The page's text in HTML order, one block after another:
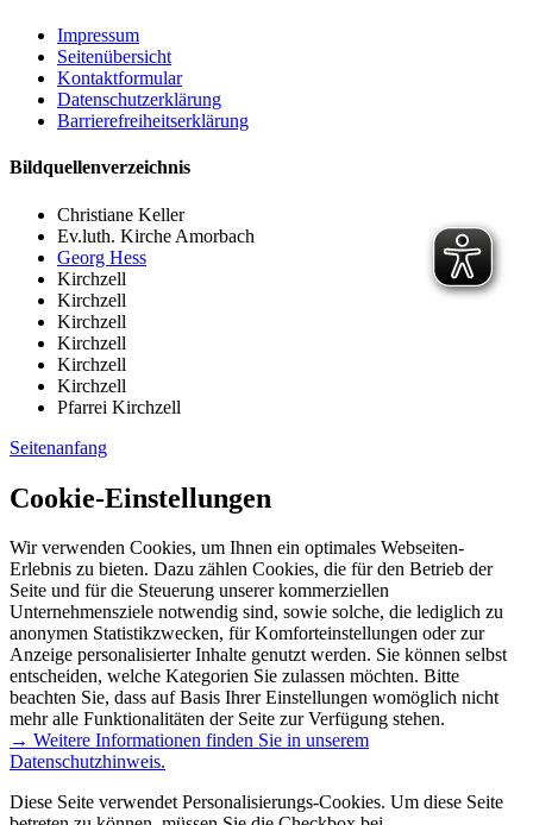
Impressum
Seitenübersicht
Kontaktformular
Datenschutzerklärung
Barrierefreiheitserklärung
Bildquellenverzeichnis
Christiane Keller
Ev.luth. Kirche Amorbach
Georg Hess
Kirchzell
Kirchzell
Kirchzell
Kirchzell
Kirchzell
Kirchzell
Pfarrei Kirchzell
Seitenanfang
Cookie-Einstellungen
Wir verwenden Cookies, um Ihnen ein optimales Webseiten-
Erlebnis zu bieten. Dazu zählen Cookies, die für den Betrieb der
Seite und für die Steuerung unserer kommerziellen
Unternehmensziele notwendig sind, sowie solche, die lediglich zu
anonymen Statistikzwecken, für Komforteinstellungen oder zur
Anzeige personalisierter Inhalte genutzt werden. Sie können selbst
entscheiden, welche Kategorien Sie zulassen möchten. Bitte
beachten Sie, dass auf Basis Ihrer Einstellungen womöglich nicht
mehr alle Funktionalitäten der Seite zur Verfügung stehen.
→ Weitere Informationen finden Sie in unserem
Datenschutzhinweis.
Diese Seite verwendet Personalisierungs-Cookies. Um diese Seite